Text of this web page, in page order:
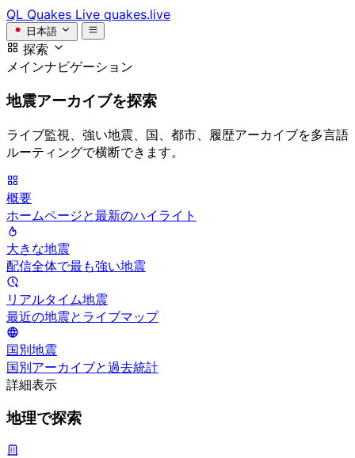
QL Quakes Live quakes.live
日本語
探索
メインナビゲーション
地震アーカイブを探索
ライブ監視、強い地震、国、都市、履歴アーカイブを多言語
ルーティングで横断できます。
概要
ホームページと最新のハイライト
大きな地震
配信全体で最も強い地震
リアルタイム地震
最近の地震とライブマップ
国別地震
国別アーカイブと過去統計
詳細表示
地理で探索